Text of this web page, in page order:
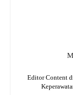
Editor Content